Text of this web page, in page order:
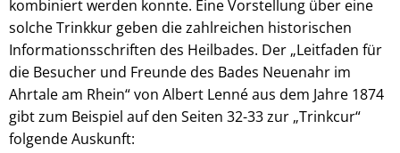
kombiniert werden konnte. Eine Vorstellung über eine
solche Trinkkur geben die zahlreichen historischen
Informationsschriften des Heilbades. Der „Leitfaden für
die Besucher und Freunde des Bades Neuenahr im
Ahrtale am Rhein“ von Albert Lenné aus dem Jahre 1874
gibt zum Beispiel auf den Seiten 32-33 zur „Trinkcur“
folgende Auskunft: